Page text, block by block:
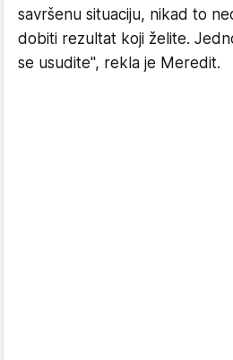
savršenu situaciju, nikad to
dobiti rezultat koji želite.
se usudite", rekla je Meredit.